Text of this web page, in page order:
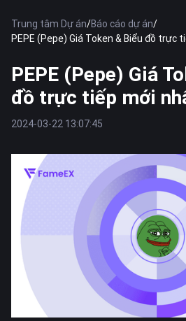
Trung tâm Dự án/Báo cáo dự án/
PEPE (Pepe) Giá Token & Biểu đồ trực
PEPE (Pepe) Giá
đồ trực tiếp mới
2024-03-22 13:07:45